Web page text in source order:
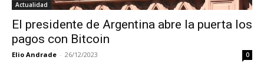
Actualidad
El presidente de Argentina abre la puerta los
pagos con Bitcoin
Elio Andrade - 26/12/2023 0